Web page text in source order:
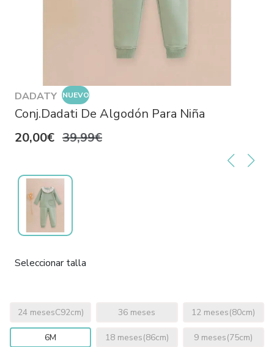
DADATY NUEVO
Conj.Dadati De Algodón Para Niña
20,00€ 39,99€
Seleccionar talla
24 mesesC92cm) 36 meses 12 meses(80cm)
6M 18 meses(86cm) 9 meses(75cm)